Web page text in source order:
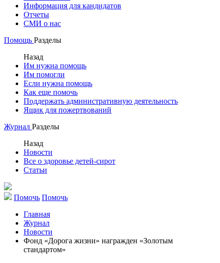
Информация для кандидатов
Отчеты
СМИ о нас
Помощь Разделы
Назад
Им нужна помощь
Им помогли
Если нужна помощь
Как еще помочь
Поддержать административную деятельность
Ящик для пожертвований
Журнал Разделы
Назад
Новости
Все о здоровье детей-сирот
Статьи
Помочь Помочь
Главная
Журнал
Новости
Фонд «Дорога жизни» награжден «Золотым
стандартом»